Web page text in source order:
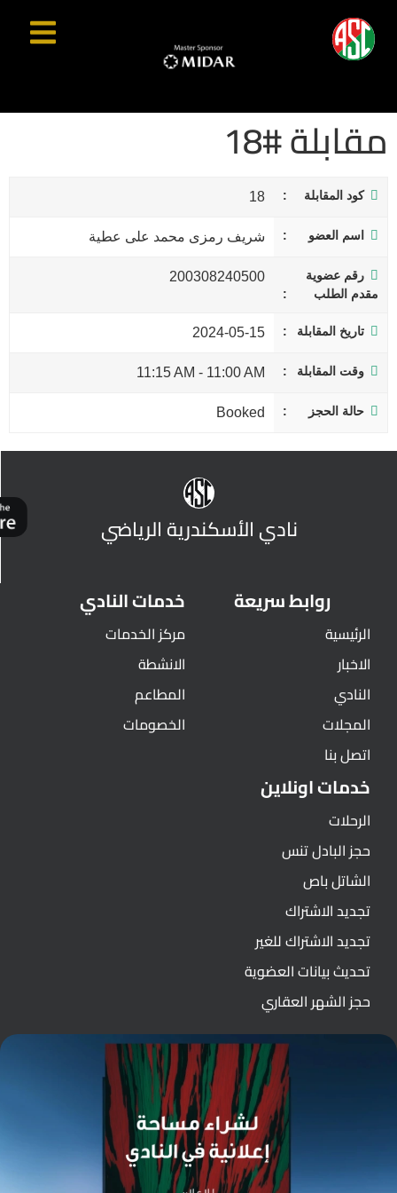
مقابلة #18
كود المقابلة 18
اسم العضو شريف رمزى محمد على عطية
رقم عضوية
مقدم الطلب
200308240500
تاريخ المقابلة 2024-05-15
وقت المقابلة 11:00 AM
-
11:15 AM
حالة الحجز Booked
نادي الأسكندرية الرياضي
روابط سريعة
الرئيسية
الاخبار
النادي
المجلات
اتصل بنا
خدمات النادي
مركز الخدمات
الانشطة
المطاعم
الخصومات
خدمات اونلاين
الرحلات
حجز البادل تنس
الشاتل باص
تجديد الاشتراك
تجديد الاشتراك للغير
تحديث بيانات العضوية
حجز الشهر العقاري